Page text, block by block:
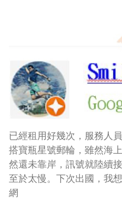
已經租用好幾次，服務人
搭寶瓶星號郵輪，雖然海
然還未靠岸，訊號就陸續
至於太慢。下次出國，我
網